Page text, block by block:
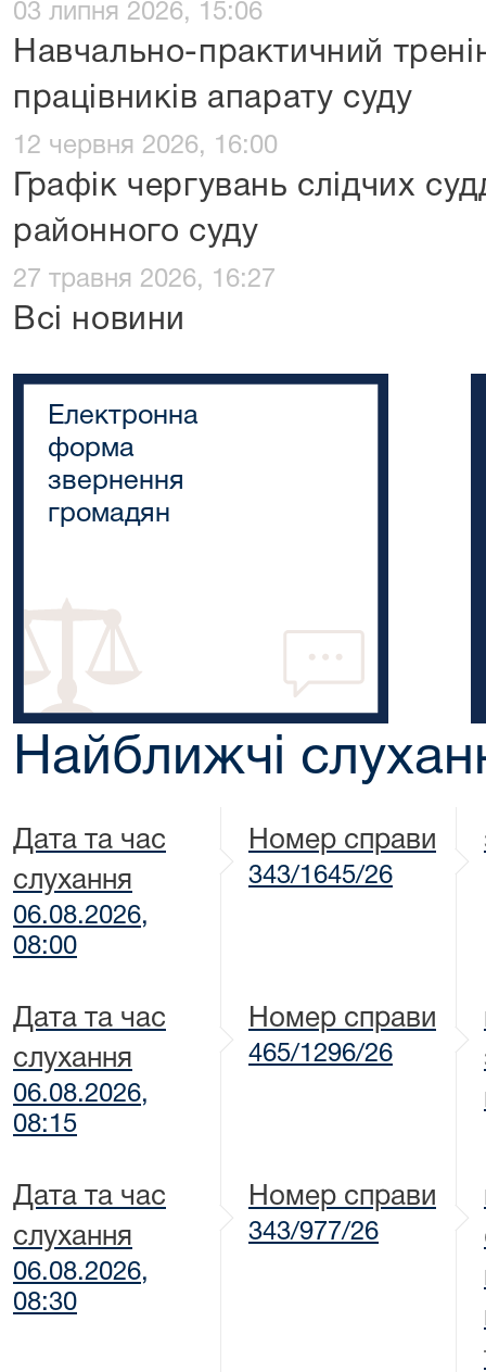
03 липня 2026, 15:06
Навчально-практичний
працівників апарату суду
12 червня 2026, 16:00
Графік чергувань слідчих
районного суду
27 травня 2026, 16:27
Всі новини
Електронна
форма
звернення
громадян
Найближчі
Дата та час
слухання
06.08.2026,
08:00
Номер справи
343/1645/26
Дата та час
слухання
06.08.2026,
08:15
Номер справи
465/1296/26
Дата та час
слухання
06.08.2026,
08:30
Номер справи
343/977/26